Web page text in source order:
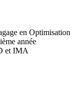
en Optimisation
année
et IMA